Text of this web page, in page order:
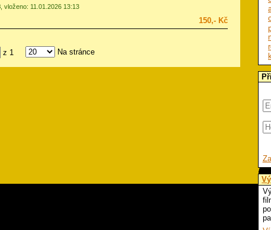
, vloženo: 11.01.2026 13:13
150,- Kč
z 1 Na stránce